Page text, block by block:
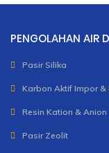
PENGOLAHAN AIR
Pasir Silika
Karbon Aktif Impor &
Resin Kation & Anion
Pasir Zeolit